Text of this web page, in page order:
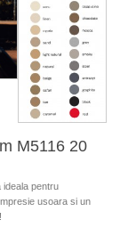
M5116 20
ideala pentru
usoara si un